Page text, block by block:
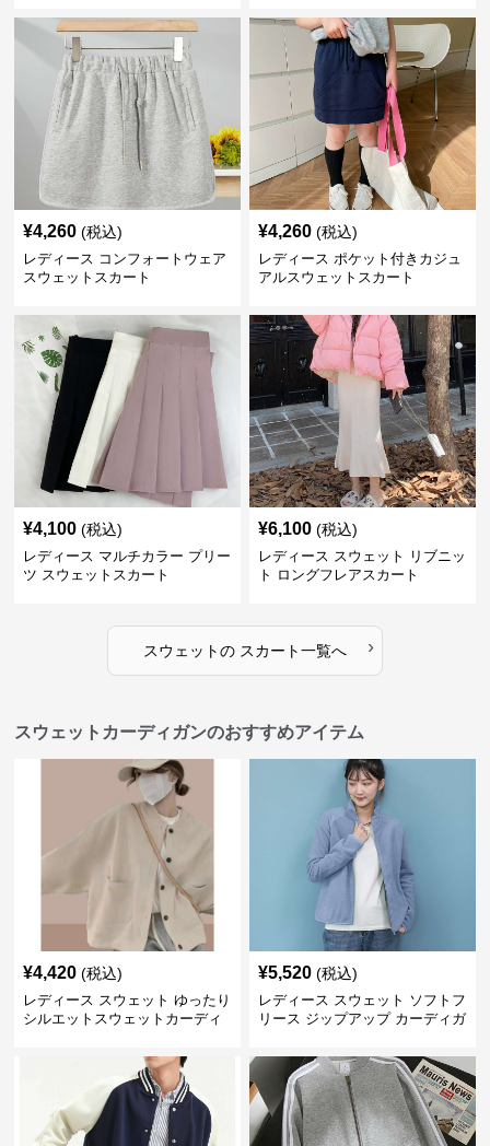
¥4,260 (税込)
レディース コンフォートウェア
スウェットスカート
¥4,260 (税込)
レディース ポケット付きカジュ
アルスウェットスカート
¥4,100 (税込)
レディース マルチカラー プリー
ツ スウェットスカート
¥6,100 (税込)
レディース スウェット リブニッ
ト ロングフレアスカート
スウェットのスカート一覧へ ›
スウェットカーディガンのおすすめアイテム
¥4,420 (税込)
レディース スウェット ゆったり
シルエットスウェットカーディ
¥5,520 (税込)
レディース スウェット ソフトフ
リース ジップアップ カーディガ